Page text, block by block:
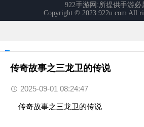
传奇故事之三龙卫的传说
2025-09-01 08:24:47
传奇故事之三龙卫的传说